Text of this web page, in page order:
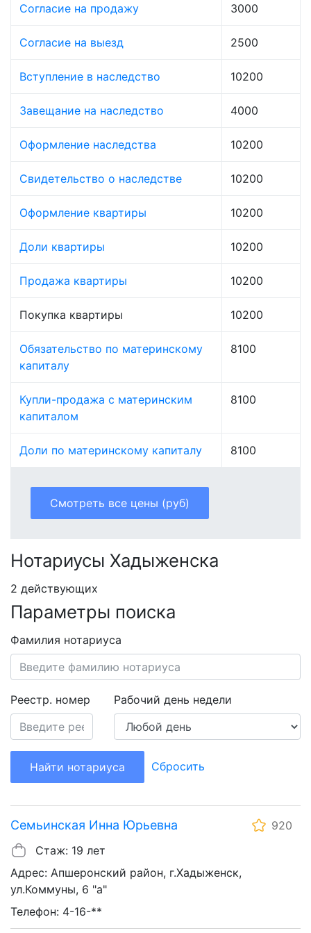
Согласие на продажу 3000
Согласие на выезд 2500
Вступление в наследство 10200
Завещание на наследство 4000
Оформление наследства 10200
Свидетельство о наследстве 10200
Оформление квартиры 10200
Доли квартиры 10200
Продажа квартиры 10200
Покупка квартиры 10200
Обязательство по материнскому
капиталу
8100
Купли-продажа с материнским
капиталом
8100
Доли по материнскому капиталу 8100
Смотреть все цены (руб)
Нотариусы Хадыженска
2 действующих
Параметры поиска
Фамилия нотариуса
Реестр. номер Рабочий день недели
Найти нотариуса Сбросить
Семьинская Инна Юрьевна
920
Стаж: 19 лет
Адрес: Апшеронский район, г.Хадыженск,
ул.Коммуны, 6 "а"
Телефон: 4-16-**